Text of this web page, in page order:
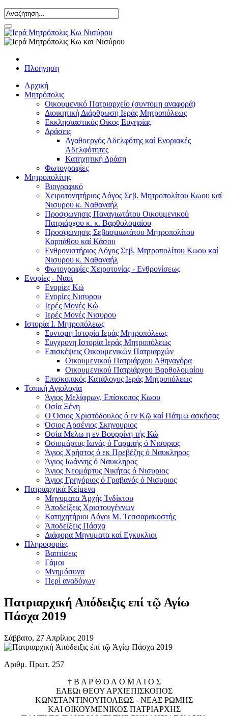
Πλοήγηση
Αρχική
Μητρόπολις
Οικουμενικό Πατριαρχείο (συντομη αναφορά)
Διοικητική Διάρθρωση Ιεράς Μητροπόλεως
Εκκλησιαστικός Οίκος Ευγηρίας
Δράσεις
Αγαθοεργός Αδελφότης καί Ενοριακές
Αδελφότητες
Κατηχητική Δράση
Φωτογραφίες
Μητροπολίτης
Βιογραφικό
Χειροτονητήριος Λόγος Σεβ. Μητροπολίτου Κωου καί
Νισυρου κ. Ναθαναήλ
Προσφωνησις Παναγιωτάτου Οικουμενικού
Πατριάρχου κ. κ. Βαρθολομαίου
Προσφωνησις Σεβασμιωτάτου Μητροπολίτου
Καρπάθου καί Κάσου
Ενθρονιστήριος Λόγος Σεβ. Μητροπολίτου Κωου καί
Νισυρου κ. Ναθαναήλ
Φωτογραφίες Χειροτονίας - Ενθρονίσεως
Ενορίες - Ναοί
Ενορίες Kώ
Ενορίες Νισυρου
Ιερές Μονές Κώ
Ιερές Μονές Νισυρου
Ιστορία Ι. Μητροπόλεως
Συντομη Ιστορία Ιεράς Μητροπόλεως
Συγχρονη Ιστορία Ιεράς Μητροπόλεως
Επισκέψεις Οικουμενικών Πατριαρχών
Οικουμενικού Πατριάρχου Αθηναγόρα
Οικουμενικού Πατριάρχου Βαρθολομαίου
Επισκοπικός Κατάλογος Ιεράς Μητροπόλεως
Τοπική Αγιολογία
Άγιος Μελίφρων, Επίσκοπος Κωου
Οσία Ξένη
Ο Όσιος Χριστόδουλος ό εν Κῷ καί Πάτμω ασκήσας
Όσιος Αρσένιος Σκηνουριος
Οσία Μελω η εν Βουρρίνη τής Κώ
Οσιομάρτυς Ιωνάς ό Γαρμπής ό Νισυριος
Άγιος Χρήστος ό εκ Πρεβέζης ό Ναυκληρος
Άγιος Ιωάννης ό Ναυκληρος
Άγιος Νεομάρτυς Νικήτας ό Νισυριος
Άγιος Γρηγόριος ό Γραβανός ό Νισυριος
Πατριαρχικά Κείμενα
Μηνυματα Ὰρχής Ὶνδίκτου
Ὰποδείξεις Χριστουγέννων
Κατηχητήριοι Λόγοι Μ. Τεσσαρακοστής
Ὰποδείξεις Πάσχα
Διάφορα Μηνυματα καί Εγκυκλιοι
Πληροφορίες
Βαπτίσεις
Γάμοι
Μνημόσυνα
Περί αναδόχων
Πατριαρχική Απόδειξις επί τῷ Αγίω
Πάσχα 2019
Σάββατο, 27 Απρίλιος 2019
Αριθμ. Πρωτ. 257
† Β Α Ρ Θ Ο Λ Ο Μ Α Ι Ο Σ
ΕΛΕΩι ΘΕΟΥ ΑΡΧΙΕΠΙΣΚΟΠΟΣ
ΚΩΝΣΤΑΝΤΙΝΟΥΠΟΛΕΩΣ - ΝΕΑΣ ΡΩΜΗΣ
ΚΑΙ ΟΙΚΟΥΜΕΝΙΚΟΣ ΠΑΤΡΙΑΡΧΗΣ